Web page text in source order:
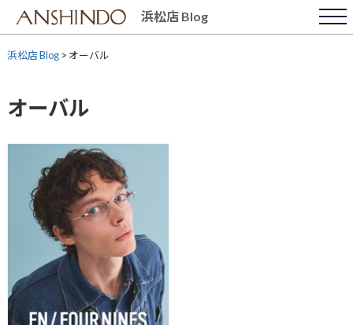
content
浜松店 Blog
浜松店 Blog> オーバル
オーバル